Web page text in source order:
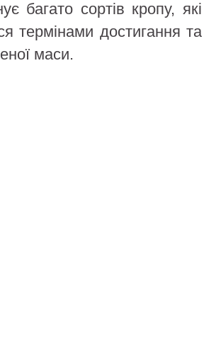
багато сортів кропу, які
термінами достигання та
маси.